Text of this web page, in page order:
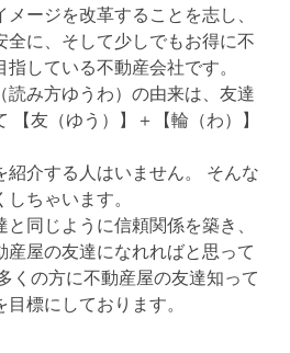
ージを改革することを志し、
全に、そして少しでもお得に不
している不動産会社です。
読み方ゆうわ）の由来は、友達
【友（ゆう）】＋【輪（わ）】
紹介する人はいません。 そんな
ちゃいます。
同じように信頼関係を築き、
産屋の友達になれればと思って
くの方に不動産屋の友達知って
標にしております。